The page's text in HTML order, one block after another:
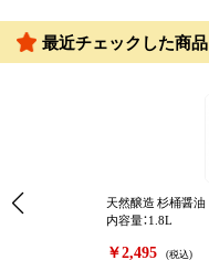
最近チェックした商品
天然醸造 杉桶醤油
内容量：1.8L
￥2,495 (税込)